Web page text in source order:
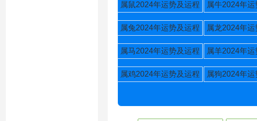
属鼠2024年运势及运程 属牛2024年运
属兔2024年运势及运程 属龙2024年运
属马2024年运势及运程 属羊2024年运
属鸡2024年运势及运程 属狗2024年运